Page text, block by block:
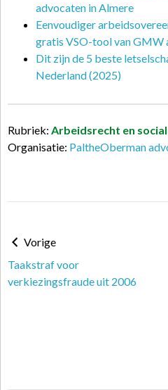
advocaten in Almere
Eenvoudiger
gratis VSO-tool van GMW
Dit zijn de 5 beste
Nederland (2025)
Rubriek: Arbeidsrecht en
Organisatie: PaltheOberman
Vorige
Taakstraf voor
verkiezingsfraude uit 2006